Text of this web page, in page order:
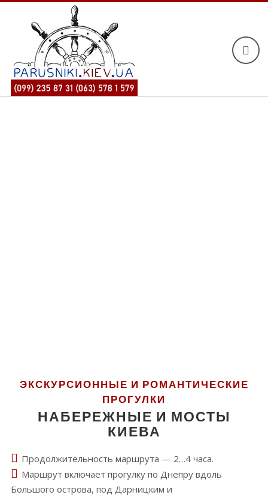
ЭКСКУРСИОННЫЕ И РОМАНТИЧЕСКИЕ
ПРОГУЛКИ
НАБЕРЕЖНЫЕ И МОСТЫ
КИЕВА
Продолжительность маршрута — 2…4 часа.
Маршрут включает прогулку по Днепру вдоль
Большого острова, под Дарницким и